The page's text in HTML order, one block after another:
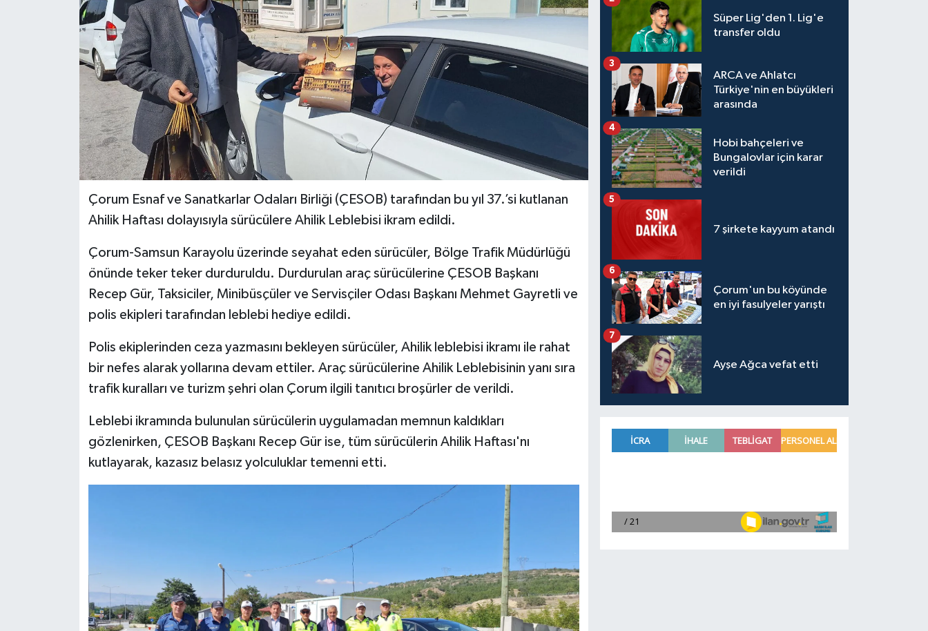
Çorum Esnaf ve Sanatkarlar Odaları Birliği (ÇESOB) tarafından bu yıl 37.’si kutlanan
Ahilik Haftası dolayısıyla sürücülere Ahilik Leblebisi ikram edildi.
Çorum-Samsun Karayolu üzerinde seyahat eden sürücüler, Bölge Trafik Müdürlüğü
önünde teker teker durduruldu. Durdurulan araç sürücülerine ÇESOB Başkanı
Recep Gür, Taksiciler, Minibüsçüler ve Servisçiler Odası Başkanı Mehmet Gayretli ve
polis ekipleri tarafından leblebi hediye edildi.
Polis ekiplerinden ceza yazmasını bekleyen sürücüler, Ahilik leblebisi ikramı ile rahat
bir nefes alarak yollarına devam ettiler. Araç sürücülerine Ahilik Leblebisinin yanı sıra
trafik kuralları ve turizm şehri olan Çorum ilgili tanıtıcı broşürler de verildi.
Leblebi ikramında bulunulan sürücülerin uygulamadan memnun kaldıkları
gözlenirken, ÇESOB Başkanı Recep Gür ise, tüm sürücülerin Ahilik Haftası'nı
kutlayarak, kazasız belasız yolculuklar temenni etti.
Süper Lig'den 1. Lig'e
transfer oldu
ARCA ve Ahlatcı
Türkiye'nin en büyükleri
arasında
3
Hobi bahçeleri ve
Bungalovlar için karar
verildi
4
7 şirkete kayyum atandı
5
Çorum'un bu köyünde
en iyi fasulyeler yarıştı
6
Ayşe Ağca vefat etti
7
İLÇELER
OTOPARK
TEKNOLOJİ